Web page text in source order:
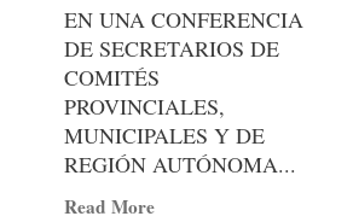
EN UNA CONFERENCIA
DE SECRETARIOS DE
COMITÉS
PROVINCIALES,
MUNICIPALES Y DE
REGIÓN AUTÓNOMA...
Read MoreRead